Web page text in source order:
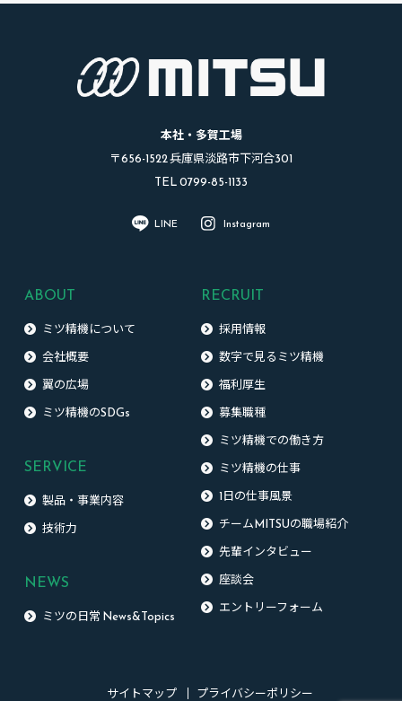
本社・多賀工場
〒656-1522 兵庫県淡路市下河合301
TEL 0799-85-1133
LINE Instagram
ABOUT
ミツ精機について
会社概要
翼の広場
ミツ精機のSDGs
SERVICE
製品・事業内容
技術力
NEWS
ミツの日常 News&Topics
RECRUIT
採用情報
数字で見るミツ精機
福利厚生
募集職種
ミツ精機での働き方
ミツ精機の仕事
1日の仕事風景
チームMITSUの職場紹介
先輩インタビュー
座談会
エントリーフォーム
サイトマップ プライバシーポリシー